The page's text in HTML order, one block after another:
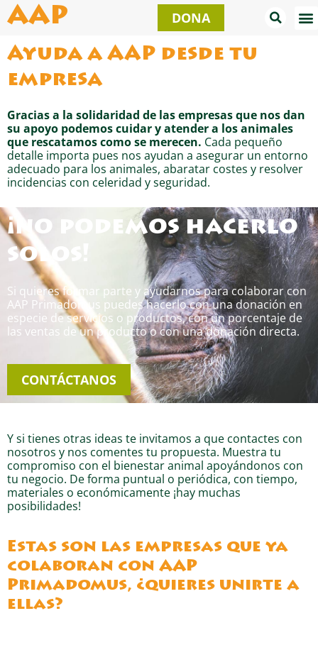
alAAP DONA
Ayuda a AAP desde tu
empresa
Gracias a la solidaridad de las empresas que nos dan
su apoyo podemos cuidar y atender a los animales
que rescatamos como se merecen. Cada pequeño
detalle importa pues nos ayudan a asegurar un entorno
adecuado para los animales, abaratar costes y resolver
incidencias con celeridad y seguridad.
¡no podemos hacerlo
solos!
Si quieres formar parte y ayudarnos para colaborar con
AAP Primadomus puedes hacerlo con una donación en
especie de servicios o productos, con un porcentaje de
las ventas de un producto o con una donación directa.
CONTÁCTANOS
Y si tienes otras ideas te invitamos a que contactes con
nosotros y nos comentes tu propuesta. Muestra tu
compromiso con el bienestar animal apoyándonos con
tu negocio. De forma puntual o periódica, con tiempo,
materiales o económicamente ¡hay muchas
posibilidades!
Estas son las empresas que ya
colaboran con AAP
Primadomus, ¿quieres unirte a
ellas?